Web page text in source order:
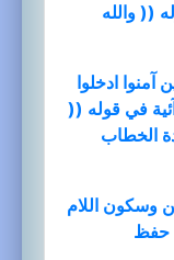
(( والله
آمنوا ادخلوا
في قوله ((
الخطاب
وسكون اللام
حفظ